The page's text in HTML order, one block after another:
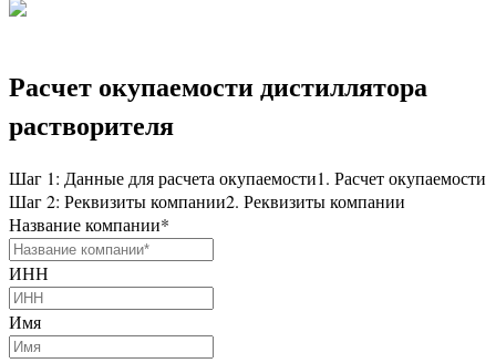
Расчет окупаемости дистиллятора
растворителя
Шаг 1: Данные для расчета окупаемости1. Расчет окупаемости
Шаг 2: Реквизиты компании2. Реквизиты компании
Название компании*
ИНН
Имя